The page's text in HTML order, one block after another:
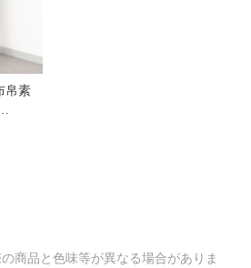
帛素
商品と色味等が異なる場合がありま